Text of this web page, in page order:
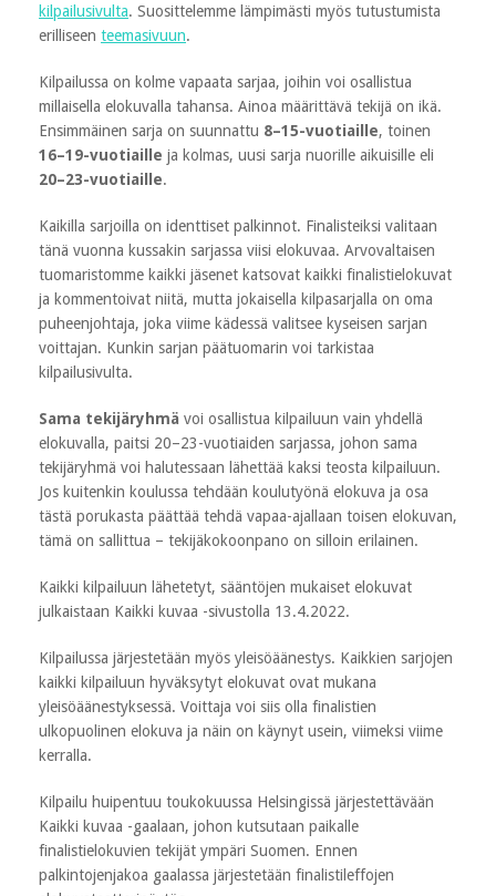
kilpailusivulta. Suosittelemme lämpimästi myös tutustumista
erilliseen teemasivuun.
Kilpailussa on kolme vapaata sarjaa, joihin voi osallistua
millaisella elokuvalla tahansa. Ainoa määrittävä tekijä on ikä.
Ensimmäinen sarja on suunnattu 8–15-vuotiaille, toinen
16–19-vuotiaille ja kolmas, uusi sarja nuorille aikuisille eli
20–23-vuotiaille.
Kaikilla sarjoilla on identtiset palkinnot. Finalisteiksi valitaan
tänä vuonna kussakin sarjassa viisi elokuvaa. Arvovaltaisen
tuomaristomme kaikki jäsenet katsovat kaikki finalistielokuvat
ja kommentoivat niitä, mutta jokaisella kilpasarjalla on oma
puheenjohtaja, joka viime kädessä valitsee kyseisen sarjan
voittajan. Kunkin sarjan päätuomarin voi tarkistaa
kilpailusivulta.
Sama tekijäryhmä voi osallistua kilpailuun vain yhdellä
elokuvalla, paitsi 20–23-vuotiaiden sarjassa, johon sama
tekijäryhmä voi halutessaan lähettää kaksi teosta kilpailuun.
Jos kuitenkin koulussa tehdään koulutyönä elokuva ja osa
tästä porukasta päättää tehdä vapaa-ajallaan toisen elokuvan,
tämä on sallittua – tekijäkokoonpano on silloin erilainen.
Kaikki kilpailuun lähetetyt, sääntöjen mukaiset elokuvat
julkaistaan Kaikki kuvaa -sivustolla 13.4.2022.
Kilpailussa järjestetään myös yleisöäänestys. Kaikkien sarjojen
kaikki kilpailuun hyväksytyt elokuvat ovat mukana
yleisöäänestyksessä. Voittaja voi siis olla finalistien
ulkopuolinen elokuva ja näin on käynyt usein, viimeksi viime
kerralla.
Kilpailu huipentuu toukokuussa Helsingissä järjestettävään
Kaikki kuvaa -gaalaan, johon kutsutaan paikalle
finalistielokuvien tekijät ympäri Suomen. Ennen
palkintojenjakoa gaalassa järjestetään finalistileffojen